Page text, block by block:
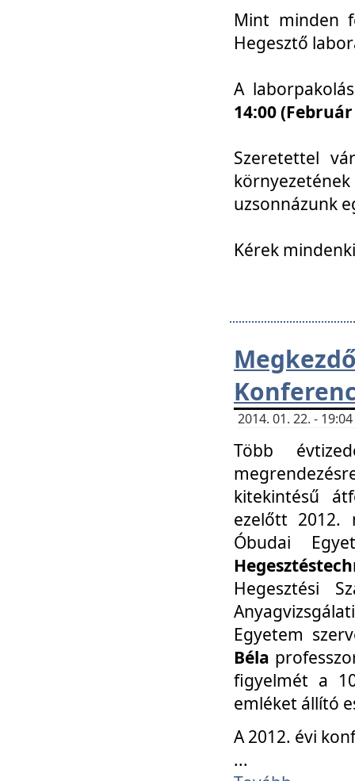
Mint minden
Hegesztő
A
14:00
Szeretettel
uzsonnázunk
Kérek
2014. 01. 22. -
Több
kitekintésű
ezelőtt 2012.
Óbudai
Hegesztési
Egyetem
Béla
figyelmét a
emléket állító
A 2012. évi
...